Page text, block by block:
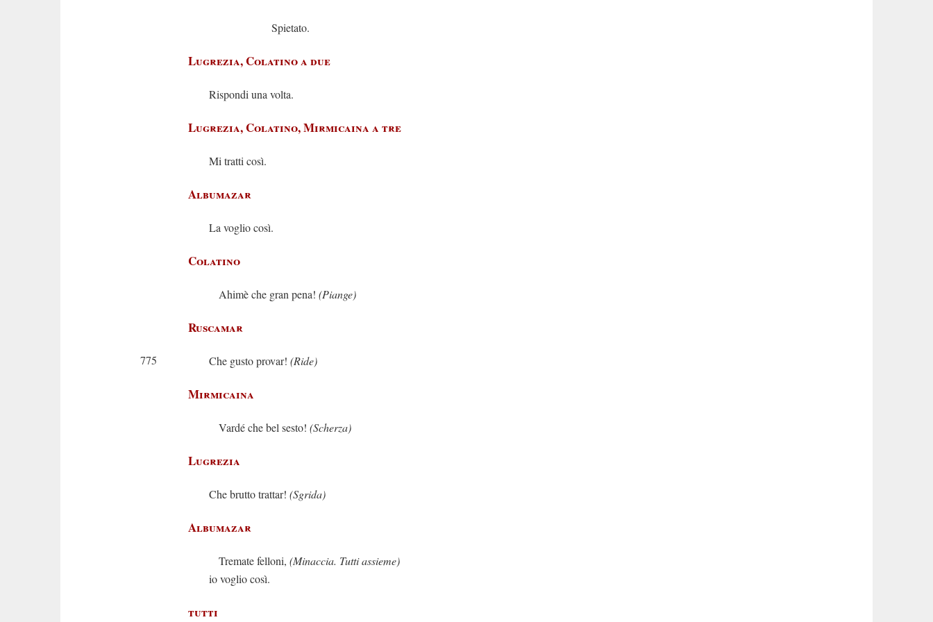
Spietato.
Lugrezia, Colatino a due
Rispondi una volta.
Lugrezia, Colatino, Mirmicaina a tre
Mi tratti così.
Albumazar
La voglio così.
Colatino
Ahimè che gran pena! (Piange)
Ruscamar
775 Che gusto provar! (Ride)
Mirmicaina
Vardé che bel sesto! (Scherza)
Lugrezia
Che brutto trattar! (Sgrida)
Albumazar
Tremate felloni, (Minaccia. Tutti assieme)
io voglio così.
tutti